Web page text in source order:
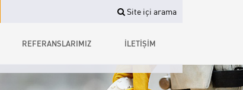
Site içi arama
REFERANSLARIMIZ İLETİŞİM